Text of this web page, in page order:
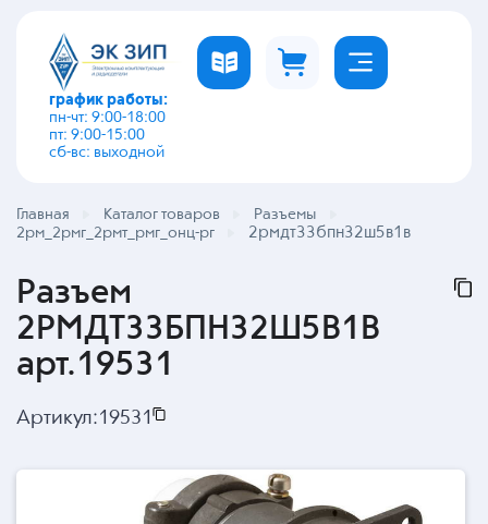
график работы:
пн-чт: 9:00-18:00
пт: 9:00-15:00
сб-вс: выходной
Главная Каталог товаров
Разъемы
2рм_2рмг_2рмт_рмг_онц-рг
2рмдт33бпн32ш5в1в
Разъем
2РМДТ33БПН32Ш5В1В
арт.19531
Артикул:19531